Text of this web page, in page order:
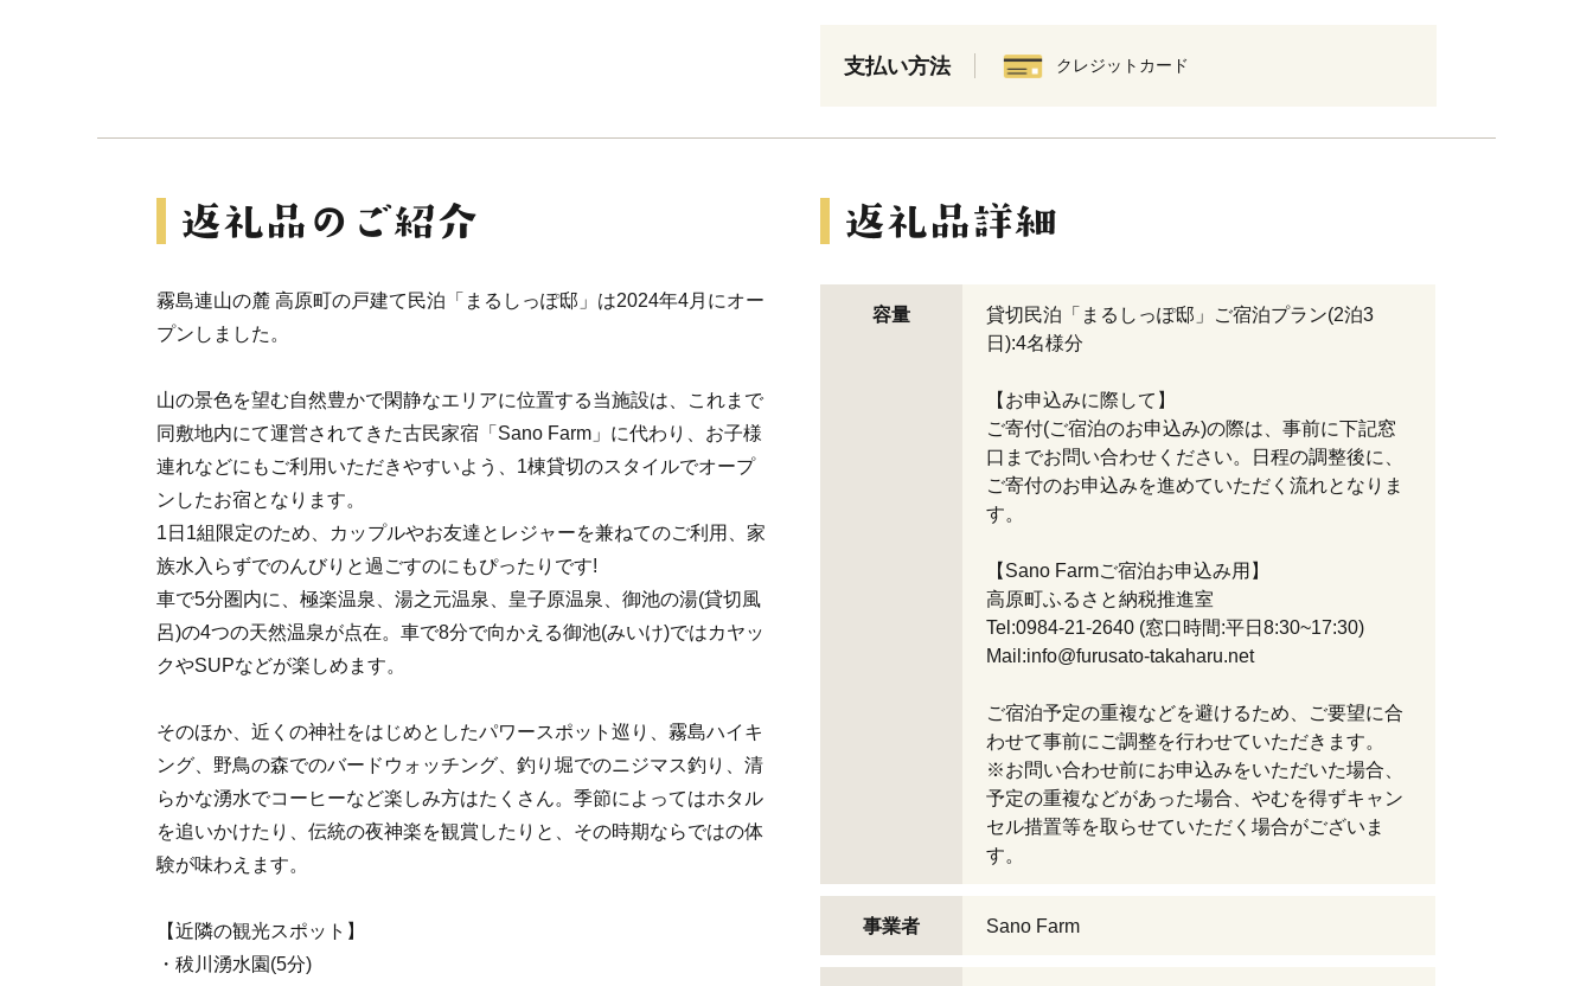
支払い方法 クレジットカード
霧島連山の麓 高原町の戸建て民泊「まるしっぽ邸」は2024年4月にオー
プンしました。
山の景色を望む自然豊かで閑静なエリアに位置する当施設は、これまで
同敷地内にて運営されてきた古民家宿「Sano Farm」に代わり、お子様
連れなどにもご利用いただきやすいよう、1棟貸切のスタイルでオープ
ンしたお宿となります。
1日1組限定のため、カップルやお友達とレジャーを兼ねてのご利用、家
族水入らずでのんびりと過ごすのにもぴったりです!
車で5分圏内に、極楽温泉、湯之元温泉、皇子原温泉、御池の湯(貸切風
呂)の4つの天然温泉が点在。車で8分で向かえる御池(みいけ)ではカヤッ
クやSUPなどが楽しめます。
そのほか、近くの神社をはじめとしたパワースポット巡り、霧島ハイキ
ング、野鳥の森でのバードウォッチング、釣り堀でのニジマス釣り、清
らかな湧水でコーヒーなど楽しみ方はたくさん。季節によってはホタル
を追いかけたり、伝統の夜神楽を観賞したりと、その時期ならではの体
験が味わえます。
【近隣の観光スポット】
・秡川湧水園(5分)
容量
貸切民泊「まるしっぽ邸」ご宿泊プラン(2泊3
日):4名様分
【お申込みに際して】
ご寄付(ご宿泊のお申込み)の際は、事前に下記窓
口までお問い合わせください。日程の調整後に、
ご寄付のお申込みを進めていただく流れとなりま
す。
【Sano Farmご宿泊お申込み用】
高原町ふるさと納税推進室
Tel:0984-21-2640 (窓口時間:平日8:30~17:30)
Mail:info@furusato-takaharu.net
ご宿泊予定の重複などを避けるため、ご要望に合
わせて事前にご調整を行わせていただきます。
※お問い合わせ前にお申込みをいただいた場合、
予定の重複などがあった場合、やむを得ずキャン
セル措置等を取らせていただく場合がございま
す。
事業者 Sano Farm